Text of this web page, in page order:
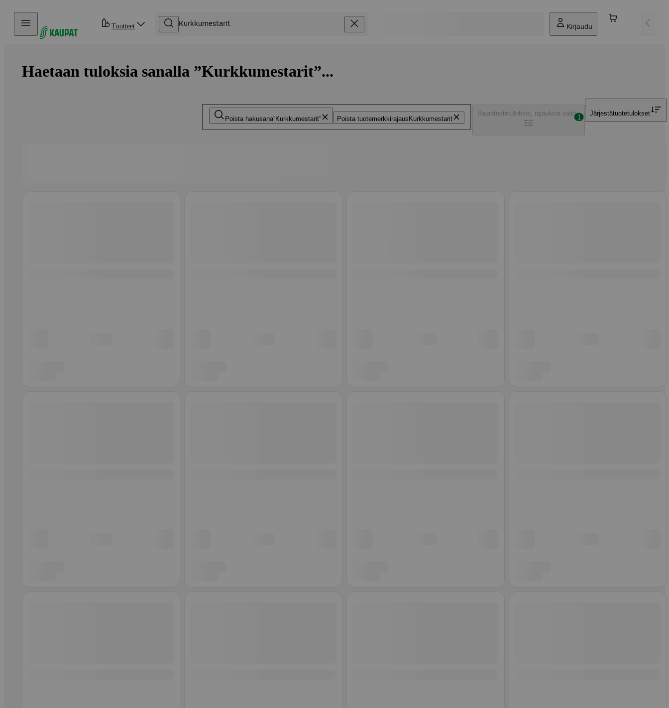
Hyppää sisältöön
Tuotteet Kirjaudu
Haetaan tuloksia sanalla ”Kurkkumestarit”...
Poista hakusana Kurkkumestarit Poista tuotemerkkirajaus Kurkkumestarit
Rajaatuotetuloksia, rajauksia valittu
1
Järjestätuotetulokset